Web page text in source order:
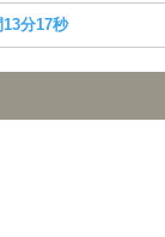
分17秒